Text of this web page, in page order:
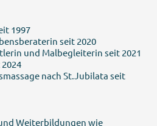
1997
seit 2020
und Malbegleiterin seit 2021
nach St.Jubilata seit
Weiterbildungen wie